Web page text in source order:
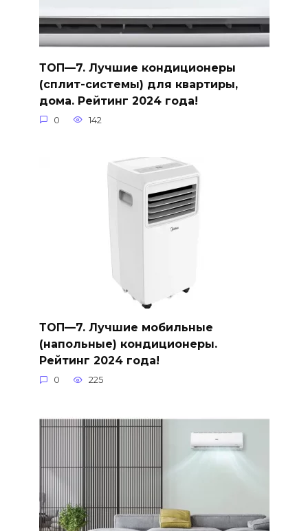
ТОП—7. Лучшие кондиционеры
(сплит-системы) для квартиры,
дома. Рейтинг 2024 года!
0 142
ТОП—7. Лучшие мобильные
(напольные) кондиционеры.
Рейтинг 2024 года!
0 225